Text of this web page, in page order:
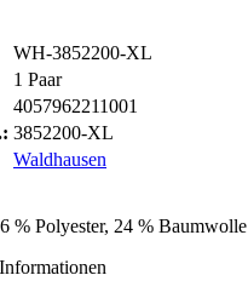
WH-3852200-XL
1 Paar
4057962211001
3852200-XL
Waldhausen
% Polyester, 24 % Baumwolle